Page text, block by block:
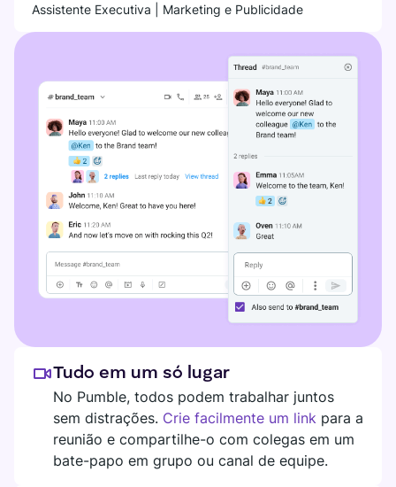
Assistente Executiva | Marketing e Publicidade
Tudo em um só lugar
No Pumble, todos podem trabalhar juntos
sem distrações. Crie facilmente um link para a
reunião e compartilhe-o com colegas em um
bate-papo em grupo ou canal de equipe.